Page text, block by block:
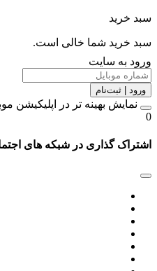
خرید شما خالی است.
به سایت
| ثبت‌نام
بهینه تر در اپلیکیشن موبایل!
گذاری در شبکه های اجتماعی